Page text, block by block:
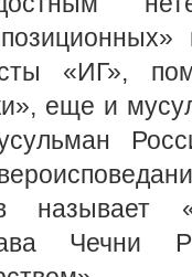
«ИГ»,
еще и
называет
Чечни